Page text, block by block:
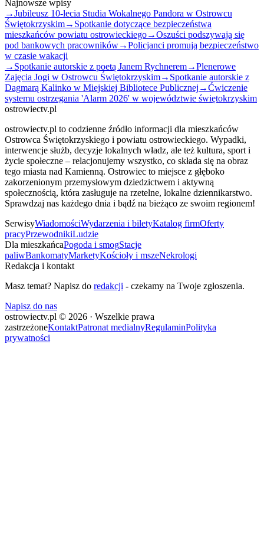
Najnowsze wpisy
→Jubileusz 10-lecia Studia Wokalnego Pandora w Ostrowcu
Świętokrzyskim→ Spotkanie dotyczące bezpieczeństwa
mieszkańców powiatu ostrowieckiego→Oszuści podszywają się
pod bankowych pracowników→Policjanci promują bezpieczeństwo
w czasie wakacji
→ Spotkanie autorskie z poetą Janem Rychnerem→Plenerowe
Zajęcia Jogi w Ostrowcu Świętokrzyskim→ Spotkanie autorskie z
Dagmarą Kalinko w Miejskiej Bibliotece Publicznej →Ćwiczenie
systemu ostrzegania 'Alarm 2026' w województwie świętokrzyskim
ostrowiectv.pl
ostrowiectv.pl to codzienne źródło informacji dla mieszkańców
Ostrowca Świętokrzyskiego i powiatu ostrowieckiego. Wypadki,
interwencje służb, decyzje lokalnych władz, ale też kultura, sport i
życie społeczne – relacjonujemy wszystko, co składa się na obraz
tego miasta nad Kamienną. Ostrowiec to miejsce z głęboko
zakorzenionym przemysłowym dziedzictwem i aktywną
społecznością, która zasługuje na rzetelne, lokalne dziennikarstwo.
Sprawdzaj nas każdego dnia i bądź na bieżąco ze swoim regionem!
SerwisyWiadomościWydarzenia i biletyKatalog firmOferty
pracyPrzewodnikiLudzie
Dla mieszkańcaPogoda i smogStacje
paliwBankomatyMarketyKościoły i mszeNekrologi
Redakcja i kontakt
Masz temat? Napisz do redakcji - czekamy na Twoje zgłoszenia.
Napisz do nas
ostrowiectv.pl © 2026 · Wszelkie prawa
zastrzeżoneKontaktPatronat medialnyRegulaminPolityka
prywatności